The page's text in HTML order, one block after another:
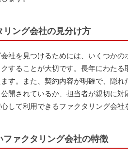
リング会社の見分け方
社を見つけるためには、いくつか
することが大切です。長年にわた
す。また、契約内容が明確で、隠
開されているか、担当者が親切に
して利用できるファクタリング会社
ファクタリング会社の特徴